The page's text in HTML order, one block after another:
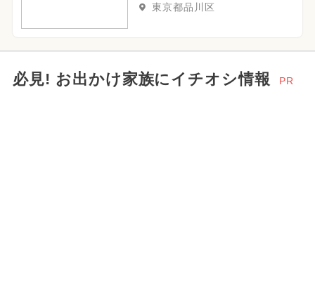
東京都品川区
必見! お出かけ家族にイチオシ情報 PR